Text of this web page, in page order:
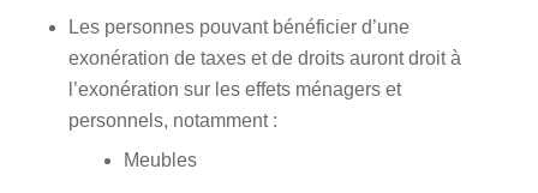
Les personnes pouvant bénéficier d’une
exonération de taxes et de droits auront droit à
l’exonération sur les effets ménagers et
personnels, notamment :
Meubles